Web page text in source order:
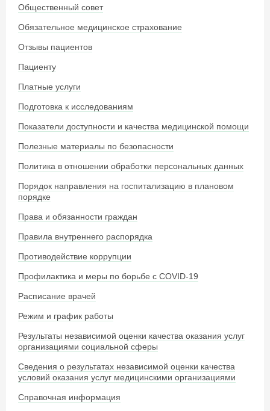
Общественный совет
Обязательное медицинское страхование
Отзывы пациентов
Пациенту
Платные услуги
Подготовка к исследованиям
Показатели доступности и качества медицинской помощи
Полезные материалы по безопасности
Политика в отношении обработки персональных данных
Порядок направления на госпитализацию в плановом
порядке
Права и обязанности граждан
Правила внутреннего распорядка
Противодействие коррупции
Профилактика и меры по борьбе с COVID-19
Расписание врачей
Режим и график работы
Результаты независимой оценки качества оказания услуг
организациями социальной сферы
Сведения о результатах независимой оценки качества
условий оказания услуг медицинскими организациями
Справочная информация